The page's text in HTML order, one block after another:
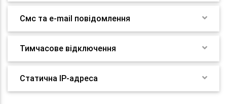
Смс та e-mail повідомлення
Тимчасове відключення
Статична IP-адреса